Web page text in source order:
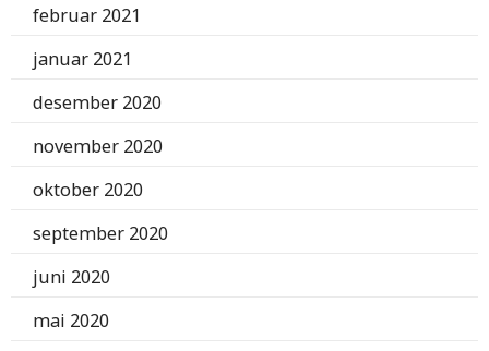
februar 2021
januar 2021
desember 2020
november 2020
oktober 2020
september 2020
juni 2020
mai 2020